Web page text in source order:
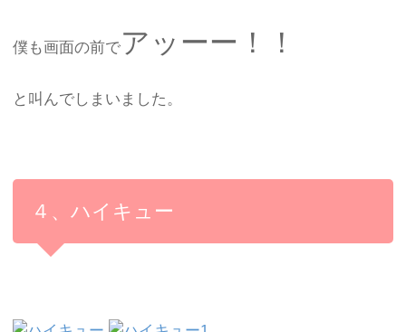
僕も画面の前でアッーー！！
と叫んでしまいました。
４、ハイキュー